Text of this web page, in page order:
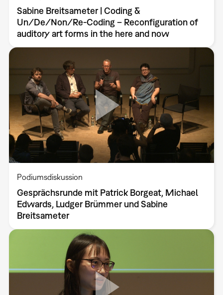
Sabine Breitsameter | Coding &
Un/De/Non/Re-Coding – Reconfiguration of
auditory art forms in the here and now
Podiumsdiskussion
Gesprächsrunde mit Patrick Borgeat, Michael
Edwards, Ludger Brümmer und Sabine
Breitsameter